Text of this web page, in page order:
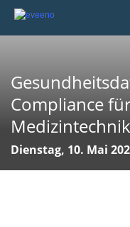
Compliance
Dienstag, 10. Mai